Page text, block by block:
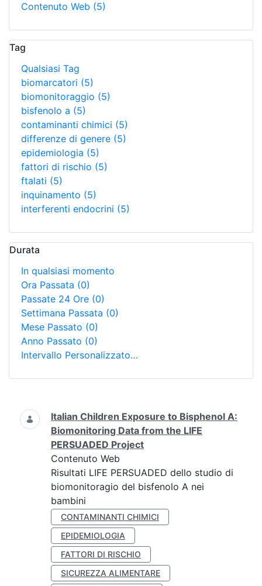
Contenuto Web (5)
Tag
Qualsiasi Tag
biomarcatori (5)
biomonitoraggio (5)
bisfenolo a (5)
contaminanti chimici (5)
differenze di genere (5)
epidemiologia (5)
fattori di rischio (5)
ftalati (5)
inquinamento (5)
interferenti endocrini (5)
Durata
In qualsiasi momento
Ora Passata (0)
Passate 24 Ore (0)
Settimana Passata (0)
Mese Passato (0)
Anno Passato (0)
Intervallo Personalizzato…
Ricerca
Italian Children Exposure to Bisphenol A:
Biomonitoring Data from the LIFE
PERSUADED Project
Contenuto Web
Risultati LIFE PERSUADED dello studio di
biomonitoragio del bisfenolo A nei
bambini
CONTAMINANTI CHIMICI
EPIDEMIOLOGIA
FATTORI DI RISCHIO
SICUREZZA ALIMENTARE